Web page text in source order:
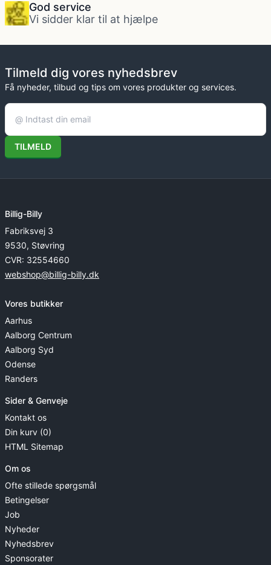
God service
Vi sidder klar til at hjælpe
Tilmeld dig vores nyhedsbrev
Få nyheder, tilbud og tips om vores produkter og services.
TILMELD
Billig-Billy
Fabriksvej 3
9530, Støvring
CVR: 32554660
webshop@billig-billy.dk
Vores butikker
Aarhus
Aalborg Centrum
Aalborg Syd
Odense
Randers
Sider & Genveje
Kontakt os
Din kurv (0)
HTML Sitemap
Om os
Ofte stillede spørgsmål
Betingelser
Job
Nyheder
Nyhedsbrev
Sponsorater